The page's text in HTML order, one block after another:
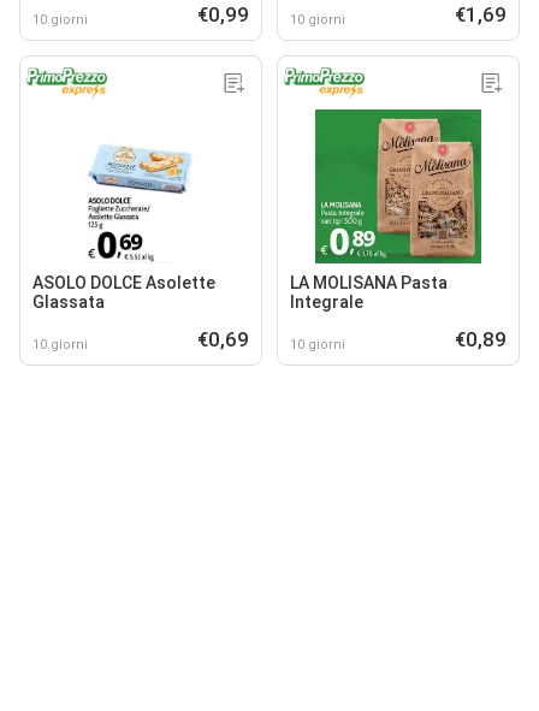
10 giorni €0,99 10 giorni €1,69
ASOLO DOLCE Asolette
Glassata
10 giorni €0,69
LA MOLISANA Pasta
Integrale
10 giorni €0,89